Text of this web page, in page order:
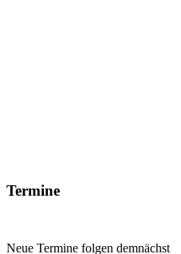
Termine
Neue Termine folgen demnächst